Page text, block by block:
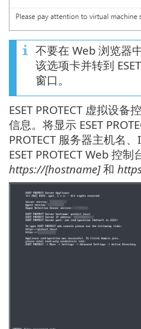
不要在 Web 浏览器
该选项卡并转到
窗口。
ESET PROTECT 虚拟设
信息。将显示 ESET
PROTECT 服务器主机名、
ESET PROTECT Web 控
https://[hostname]和